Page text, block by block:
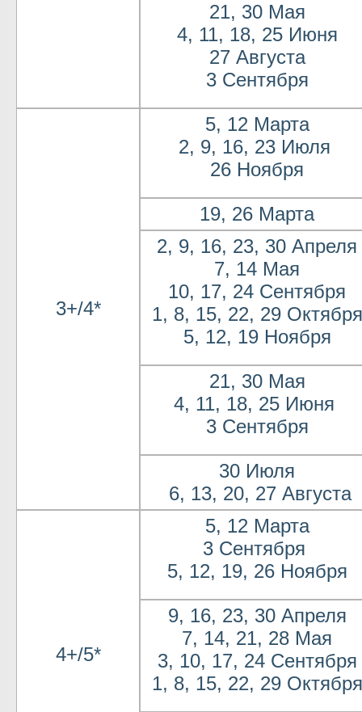
21, 30 Мая
4, 11, 18, 25 Июня
27 Августа
3 Сентября
3+/4*
5, 12 Марта
2, 9, 16, 23 Июля
26 Ноября
19, 26 Марта
2, 9, 16, 23, 30 Апреля
7, 14 Мая
10, 17, 24 Сентября
1, 8, 15, 22, 29 Октября
5, 12, 19 Ноября
21, 30 Мая
4, 11, 18, 25 Июня
3 Сентября
30 Июля
6, 13, 20, 27 Августа
4+/5*
5, 12 Марта
3 Сентября
5, 12, 19, 26 Ноября
9, 16, 23, 30 Апреля
7, 14, 21, 28 Мая
3, 10, 17, 24 Сентября
1, 8, 15, 22, 29 Октября